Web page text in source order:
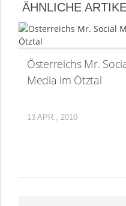
ÄHNLICHE
Österreichs Mr.
Media im Ötztal
13 APR., 2010